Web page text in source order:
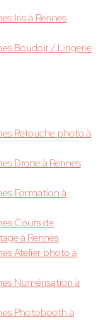
Iris à Rennes
Boudoir / Lingerie
Retouche photo à
Drone à Rennes
Formation à
Cours de
à Rennes
Atelier photo à
Numérisation à
Photobooth à